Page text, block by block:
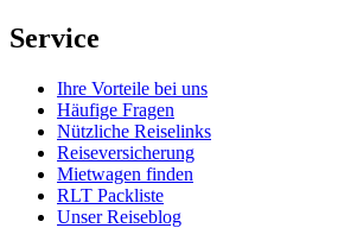
Service
Ihre Vorteile bei uns
Häufige Fragen
Nützliche Reiselinks
Reiseversicherung
Mietwagen finden
RLT Packliste
Unser Reiseblog